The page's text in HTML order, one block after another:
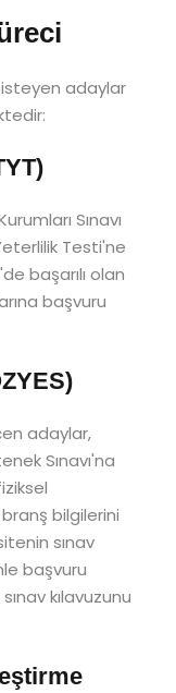
isteyen adaylar
Sınavı
Testi'ne
başarılı olan
başvuru
adaylar,
Sınavı'na
bilgilerini
sınav
başvuru
kılavuzunu